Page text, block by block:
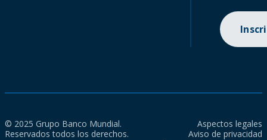
© 2025 Grupo Banco Mundial.
Reservados todos los derechos.
Aspectos legales
Aviso de privacidad